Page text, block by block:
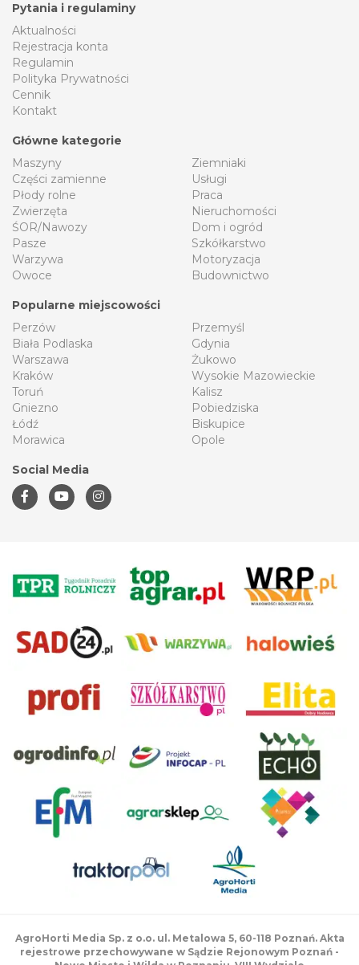
Pytania i regulaminy
Aktualności
Rejestracja konta
Regulamin
Polityka Prywatności
Cennik
Kontakt
Główne kategorie
Maszyny
Części zamienne
Płody rolne
Zwierzęta
ŚOR/Nawozy
Pasze
Warzywa
Owoce
Ziemniaki
Usługi
Praca
Nieruchomości
Dom i ogród
Szkółkarstwo
Motoryzacja
Budownictwo
Popularne miejscowości
Perzów
Biała Podlaska
Warszawa
Kraków
Toruń
Gniezno
Łódź
Morawica
Przemyśl
Gdynia
Żukowo
Wysokie Mazowieckie
Kalisz
Pobiedziska
Biskupice
Opole
Social Media
AgroHorti Media Sp. z o.o. ul. Metalowa 5, 60-118 Poznań. Akta
rejestrowe przechowywane w Sądzie Rejonowym Poznań -